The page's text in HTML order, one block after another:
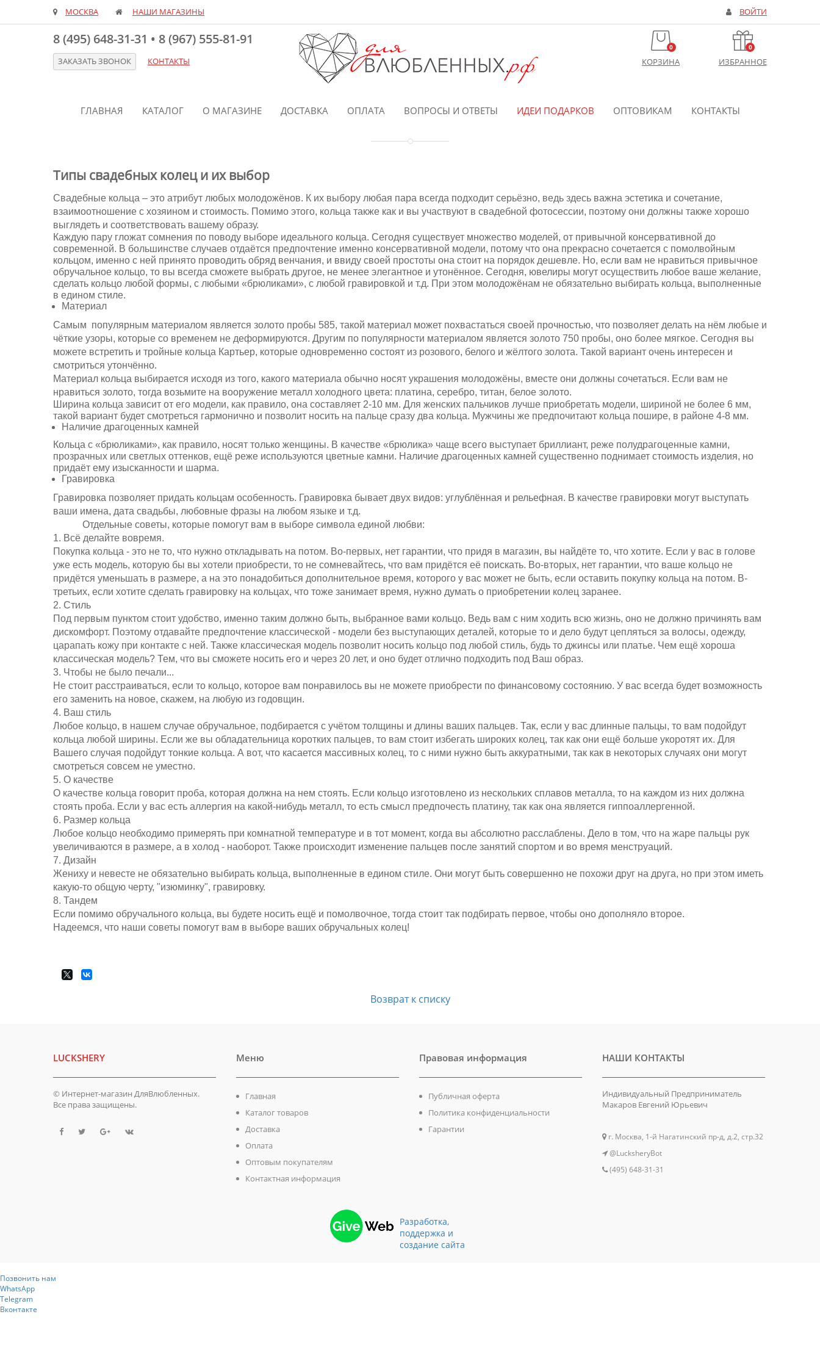
МОСКВА НАШИ МАГАЗИНЫ ВОЙТИ
8 (495) 648-31-31 • 8 (967) 555-81-91
ЗАКАЗАТЬ ЗВОНОК КОНТАКТЫ
0
КОРЗИНА
0
ИЗБРАННОЕ
ГЛАВНАЯ КАТАЛОГ О МАГАЗИНЕ ДОСТАВКА ОПЛАТА ВОПРОСЫ И ОТВЕТЫ ИДЕИ ПОДАРКОВ ОПТОВИКАМ КОНТАКТЫ
Типы свадебных колец и их выбор
Свадебные кольца – это атрибут любых молодожёнов. К их выбору любая пара всегда подходит серьёзно, ведь здесь важна эстетика и сочетание,
взаимоотношение с хозяином и стоимость. Помимо этого, кольца также как и вы участвуют в свадебной фотосессии, поэтому они должны также хорошо
выглядеть и соответствовать вашему образу.
Каждую пару гложат сомнения по поводу выборе идеального кольца. Сегодня существует множество моделей, от привычной консервативной до
современной. В большинстве случаев отдаётся предпочтение именно консервативной модели, потому что она прекрасно сочетается с помолвойным
кольцом, именно с ней принято проводить обряд венчания, и ввиду своей простоты она стоит на порядок дешевле. Но, если вам не нравиться привычное
обручальное кольцо, то вы всегда сможете выбрать другое, не менее элегантное и утонённое. Сегодня, ювелиры могут осуществить любое ваше желание,
сделать кольцо любой формы, с любыми «брюликами», с любой гравировкой и т.д. При этом молодожёнам не обязательно выбирать кольца, выполненные
в едином стиле.
Материал
Самым популярным материалом является золото пробы 585, такой материал может похвастаться своей прочностью, что позволяет делать на нём любые и
чёткие узоры, которые со временем не деформируются. Другим по популярности материалом является золото 750 пробы, оно более мягкое. Сегодня вы
можете встретить и тройные кольца Картьер, которые одновременно состоят из розового, белого и жёлтого золота. Такой вариант очень интересен и
смотриться утончённо.
Материал кольца выбирается исходя из того, какого материала обычно носят украшения молодожёны, вместе они должны сочетаться. Если вам не
нравиться золото, тогда возьмите на вооружение металл холодного цвета: платина, серебро, титан, белое золото.
Ширина кольца зависит от его модели, как правило, она составляет 2-10 мм. Для женских пальчиков лучше приобретать модели, шириной не более 6 мм,
такой вариант будет смотреться гармонично и позволит носить на пальце сразу два кольца. Мужчины же предпочитают кольца пошире, в районе 4-8 мм.
Наличие драгоценных камней
Кольца с «брюликами», как правило, носят только женщины. В качестве «брюлика» чаще всего выступает бриллиант, реже полудрагоценные камни,
прозрачных или светлых оттенков, ещё реже используются цветные камни. Наличие драгоценных камней существенно поднимает стоимость изделия, но
придаёт ему изысканности и шарма.
Гравировка
Гравировка позволяет придать кольцам особенность. Гравировка бывает двух видов: углублённая и рельефная. В качестве гравировки могут выступать
ваши имена, дата свадьбы, любовные фразы на любом языке и т.д.
Отдельные советы, которые помогут вам в выборе символа единой любви:
1. Всё делайте вовремя.
Покупка кольца - это не то, что нужно откладывать на потом. Во-первых, нет гарантии, что придя в магазин, вы найдёте то, что хотите. Если у вас в голове
уже есть модель, которую бы вы хотели приобрести, то не сомневайтесь, что вам придётся её поискать. Во-вторых, нет гарантии, что ваше кольцо не
придётся уменьшать в размере, а на это понадобиться дополнительное время, которого у вас может не быть, если оставить покупку кольца на потом. В-
третьих, если хотите сделать гравировку на кольцах, что тоже занимает время, нужно думать о приобретении колец заранее.
2. Стиль
Под первым пунктом стоит удобство, именно таким должно быть, выбранное вами кольцо. Ведь вам с ним ходить всю жизнь, оно не должно причинять вам
дискомфорт. Поэтому отдавайте предпочтение классической - модели без выступающих деталей, которые то и дело будут цепляться за волосы, одежду,
царапать кожу при контакте с ней. Также классическая модель позволит носить кольцо под любой стиль, будь то джинсы или платье. Чем ещё хороша
классическая модель? Тем, что вы сможете носить его и через 20 лет, и оно будет отлично подходить под Ваш образ.
3. Чтобы не было печали...
Не стоит расстраиваться, если то кольцо, которое вам понравилось вы не можете приобрести по финансовому состоянию. У вас всегда будет возможность
его заменить на новое, скажем, на любую из годовщин.
4. Ваш стиль
Любое кольцо, в нашем случае обручальное, подбирается с учётом толщины и длины ваших пальцев. Так, если у вас длинные пальцы, то вам подойдут
кольца любой ширины. Если же вы обладательница коротких пальцев, то вам стоит избегать широких колец, так как они ещё больше укоротят их. Для
Вашего случая подойдут тонкие кольца. А вот, что касается массивных колец, то с ними нужно быть аккуратными, так как в некоторых случаях они могут
смотреться совсем не уместно.
5. О качестве
О качестве кольца говорит проба, которая должна на нем стоять. Если кольцо изготовлено из нескольких сплавов металла, то на каждом из них должна
стоять проба. Если у вас есть аллергия на какой-нибудь металл, то есть смысл предпочесть платину, так как она является гиппоаллергенной.
6. Размер кольца
Любое кольцо необходимо примерять при комнатной температуре и в тот момент, когда вы абсолютно расслаблены. Дело в том, что на жаре пальцы рук
увеличиваются в размере, а в холод - наоборот. Также происходит изменение пальцев после занятий спортом и во время менструаций.
7. Дизайн
Жениху и невесте не обязательно выбирать кольца, выполненные в едином стиле. Они могут быть совершенно не похожи друг на друга, но при этом иметь
какую-то общую черту, "изюминку", гравировку.
8. Тандем
Если помимо обручального кольца, вы будете носить ещё и помолвочное, тогда стоит так подбирать первое, чтобы оно дополняло второе.
Надеемся, что наши советы помогут вам в выборе ваших обручальных колец!
Возврат к списку
LUCKSHERY
© Интернет-магазин ДляВлюбленных.
Все права защищены.
Меню
Главная
Каталог товаров
Доставка
Оплата
Оптовым покупателям
Контактная информация
Правовая информация
Публичная оферта
Политика конфиденциальности
Гарантии
НАШИ КОНТАКТЫ
Индивидуальный Предприниматель
Макаров Евгений Юрьевич
г. Москва, 1-й Нагатинский пр-д, д.2, стр.32
@LucksheryBot
(495) 648-31-31
Разработка,
поддержка и
создание сайта
Позвонить нам
WhatsApp
Telegram
Вконтакте